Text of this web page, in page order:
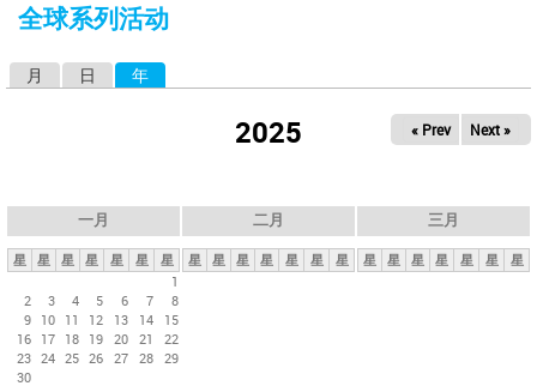
这
全球系列活动
月 日 年
2025 « Prev Next »
一月
星 星 星 星 星 星
星
1
2
3 4 5 6 7
8
9 10 11 12 13 14
15
16 17 18 19 20 21
22
23 24 25 26 27 28 29
30
二月
星 星 星 星 星 星 星
三月
星 星 星 星 星 星 星